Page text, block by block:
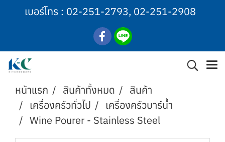
เบอร์โทร : 02-251-2793, 02-251-2908
หน้าแรก สินค้าทั้งหมด
สินค้า
เครื่องครัวทั่วไป
เครื่องครัวบาร์น้ำ
Wine Pourer - Stainless Steel